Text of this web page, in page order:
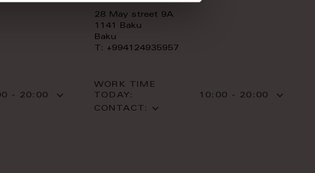
- 20:00
28 May street 9A
1141 Baku
Baku
T: +994124935957
WORK TIME
TODAY:
10:00 - 20:00
CONTACT: